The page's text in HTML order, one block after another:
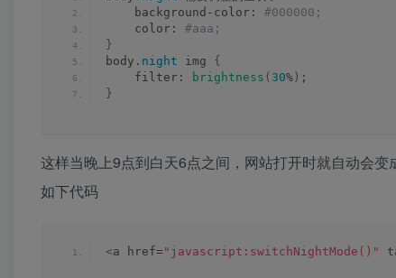
    background-color:
#000000;
    color:
#aaa;
}
body. night img {
    filter:
brightness ( 30%) ;
}
这样当晚上9点到白天6点之间，网站打开时就自动会
如下代码
<a href= "javascript:switchNightMode()"